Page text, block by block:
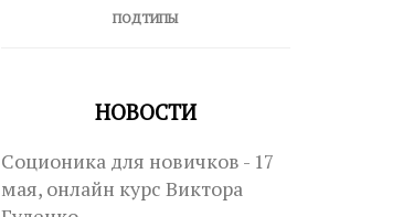
ПОДТИПЫ
НОВОСТИ
Соционика для новичков - 17
мая, онлайн курс Виктора